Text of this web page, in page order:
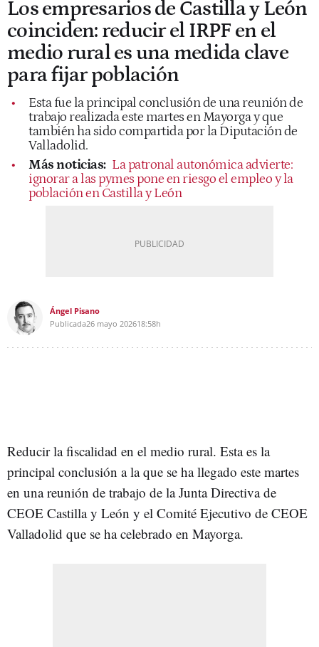
Los empresarios de Castilla y León
coinciden: reducir el IRPF en el
medio rural es una medida clave
para fijar población
Esta fue la principal conclusión de una reunión de
trabajo realizada este martes en Mayorga y que
también ha sido compartida por la Diputación de
Valladolid.
Más noticias: La patronal autonómica advierte:
ignorar a las pymes pone en riesgo el empleo y la
población en Castilla y León
Ángel Pisano
Publicada26 mayo 202618:58h
Reducir la fiscalidad en el medio rural. Esta es la
principal conclusión a la que se ha llegado este martes
en una reunión de trabajo de la Junta Directiva de
CEOE Castilla y León y el Comité Ejecutivo de CEOE
Valladolid que se ha celebrado en Mayorga.